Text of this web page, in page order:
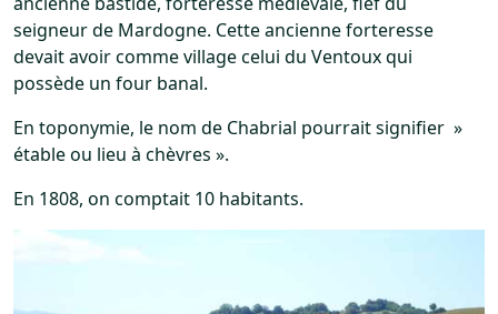
seigneur de Mardogne. Cette ancienne forteresse
devait avoir comme village celui du Ventoux qui
possède un four banal.
En toponymie, le nom de Chabrial pourrait signifier »
étable ou lieu à chèvres ».
En 1808, on comptait 10 habitants.